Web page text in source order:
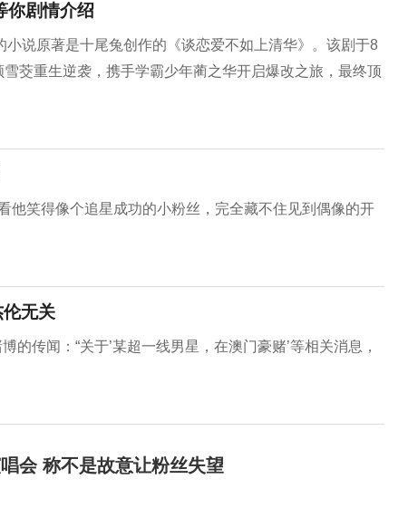
你剧情介绍
小说原著是十尾兔创作的《谈恋爱不如上清华》。该剧于8
茭重生逆袭，携手学霸少年蔺之华开启爆改之旅，最终顶
他笑得像个追星成功的小粉丝，完全藏不住见到偶像的开
无关
传闻：“关于’某超一线男星，在澳门豪赌’等相关消息，
会 称不是故意让粉丝失望